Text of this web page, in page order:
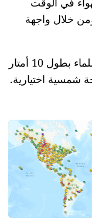
خلال واجهة
تأتي المحطة مزودة بكابل طاقة مقاوم للماء بطول 10 أمتار